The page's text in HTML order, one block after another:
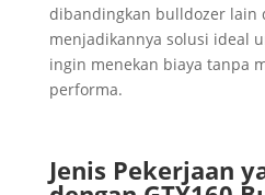
dibandingkan bulldozer lain
menjadikannya solusi ideal
ingin menekan biaya tanpa
performa.
Jenis Pekerjaan